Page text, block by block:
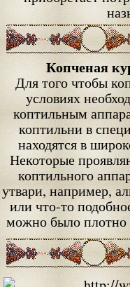
Копченая
Для того чтобы
условиях
коптильным
коптильни в
находятся в
Некоторые
коптильного
утвари, например,
или что-то
можно было плотно